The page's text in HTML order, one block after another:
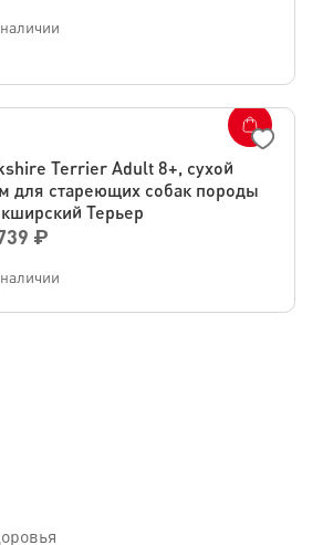
Terrier Adult 8+, сухой
для стареющих собак породы
Терьер
₽